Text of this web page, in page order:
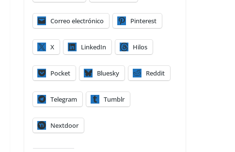
Correo electrónico Pinterest
X LinkedIn Hilos
Pocket Bluesky Reddit
Telegram Tumblr
Nextdoor